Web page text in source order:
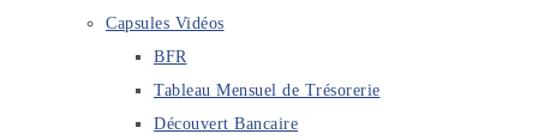
Capsules Vidéos
BFR
Tableau Mensuel de Trésorerie
Découvert Bancaire